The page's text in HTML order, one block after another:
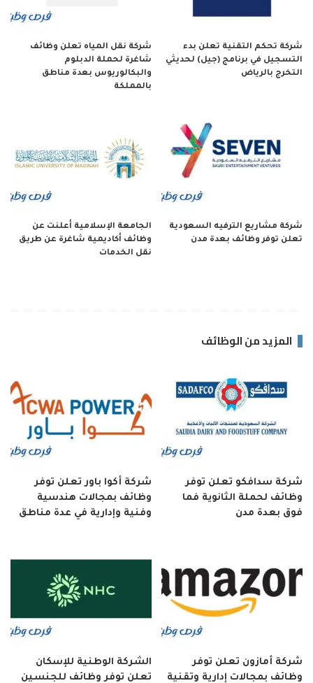
شركة تحكم التقنية تعلن بدء
التسجيل في برنامج (جيل) لحديثي
التخرج بالرياض
شركة نقل المياه تعلن وظائف
شاغرة لحملة الدبلوم
والبكالوريوس بعدة مناطق
بالمملكة
شركة مشاريع الترفيه السعودية
تعلن توفر وظائف بعدة مدن
الجامعة الإسلامية أعلنت عن
وظائف أكاديمية شاغرة عن طريق
نقل الخدمات
المزيد من الوظائف
شركة سدافكو تعلن توفر
وظائف لحملة الثانوية فما
فوق بعدة مدن
شركة أكوا باور تعلن توفر
وظائف بمجالات هندسية
وفنية وإدارية في عدة مناطق
شركة أمازون تعلن توفر
وظائف بمجالات إدارية وتقنية
الشركة الوطنية للإسكان
تعلن توفر وظائف للجنسين